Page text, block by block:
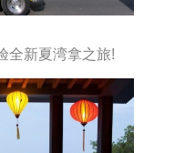
全新夏湾拿之旅!